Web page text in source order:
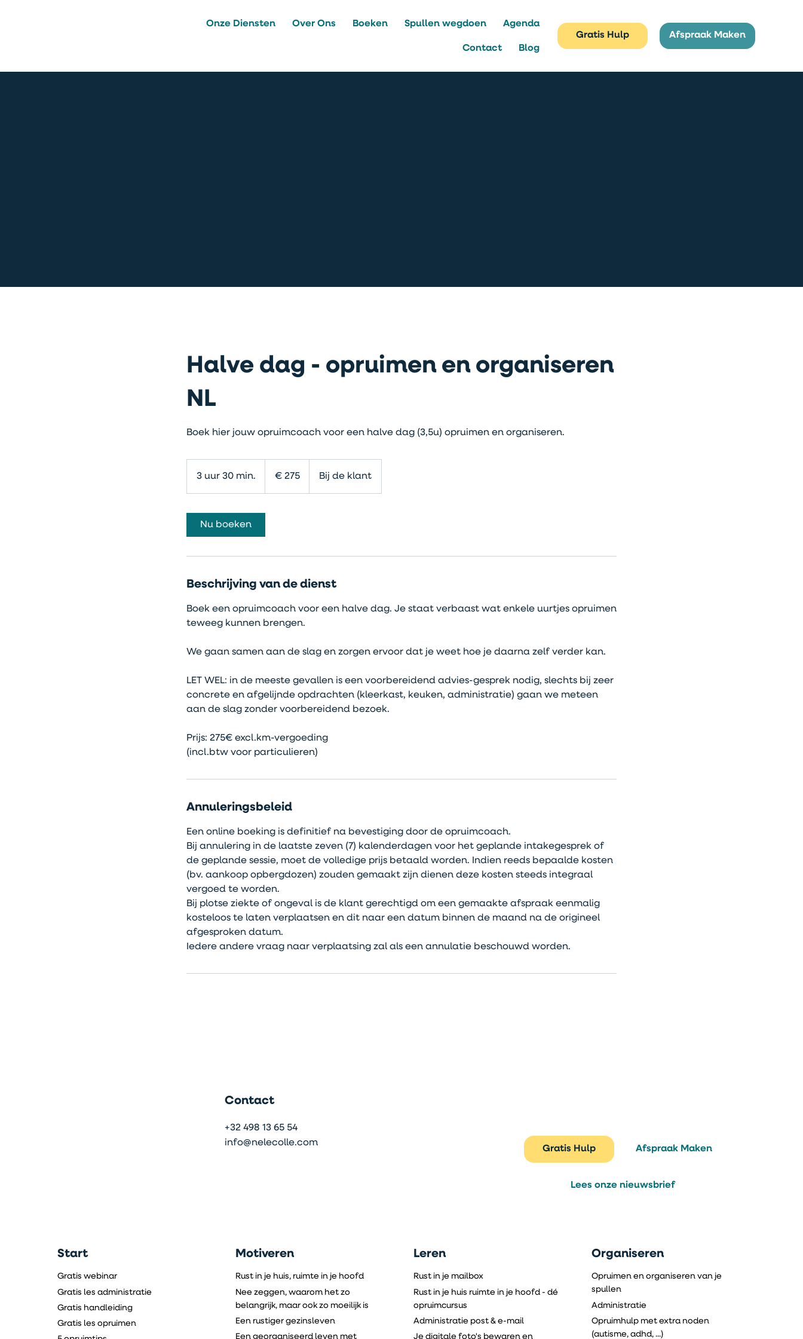
Onze Diensten Over Ons Boeken Spullen wegdoen Agenda
Contact Blog
Gratis Hulp Afspraak Maken
Halve dag - opruimen en organiseren
NL
Boek hier jouw opruimcoach voor een halve dag (3,5u) opruimen en organiseren.
3 uur 30 min.
n
.
€ 275 Bij de klant
Nu boeken
Beschrijving van de dienst
Boek een opruimcoach voor een halve dag. Je staat verbaast wat enkele uurtjes opruimen
teweeg kunnen brengen.
We gaan samen aan de slag en zorgen ervoor dat je weet hoe je daarna zelf verder kan.
LET WEL: in de meeste gevallen is een voorbereidend advies-gesprek nodig, slechts bij zeer
concrete en afgelijnde opdrachten (kleerkast, keuken, administratie) gaan we meteen
aan de slag zonder voorbereidend bezoek.
Prijs: 275€ excl.km-vergoeding
(incl.btw voor particulieren)
Annuleringsbeleid
Een online boeking is definitief na bevestiging door de opruimcoach.
Bij annulering in de laatste zeven (7) kalenderdagen voor het geplande intakegesprek of
de geplande sessie, moet de volledige prijs betaald worden. Indien reeds bepaalde kosten
(bv. aankoop opbergdozen) zouden gemaakt zijn dienen deze kosten steeds integraal
vergoed te worden.
Bij plotse ziekte of ongeval is de klant gerechtigd om een gemaakte afspraak eenmalig
kosteloos te laten verplaatsen en dit naar een datum binnen de maand na de origineel
afgesproken datum.
Iedere andere vraag naar verplaatsing zal als een annulatie beschouwd worden.
Contact
+32 498 13 65 54
info@nelecolle.com
Gratis Hulp Afspraak Maken
Lees onze nieuwsbrief
Start
Gratis webinar
Gratis les administratie
Gratis handleiding
Gratis les opruimen
Motiveren
Rust in je huis, ruimte in je hoofd
Nee zeggen, waarom het zo
belangrijk, maar ook zo moeilijk is
Een rustiger gezinsleven
Een georganiseerd leven met
Leren
Rust in je mailbox
Rust in je huis ruimte in je hoofd - dé
opruimcursus
Administratie post & e-mail
Je digitale foto's bewaren en
Organiseren
Opruimen en organiseren van je
spullen
Administratie
Opruimhulp met extra noden
(autisme, adhd, ...)